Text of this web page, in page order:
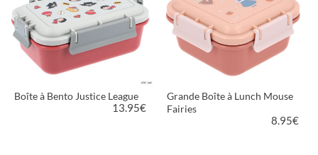
Boîte à Bento Justice League
13.95€
Grande Boîte à Lunch Mouse
Fairies
8.95€